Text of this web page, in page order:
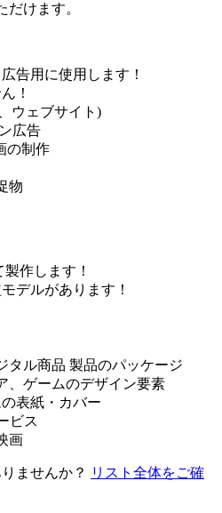
だけます。
告用に使用します！
！
ウェブサイト)
広告
の制作
物
作します！
デルがあります！
タル商品 製品のパッケージ
、ゲームのデザイン要素
表紙・カバー
ビス
画
ませんか？
リスト全体をご確